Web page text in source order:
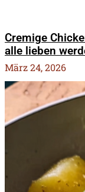
Cremige
alle lieben
März 24, 2026